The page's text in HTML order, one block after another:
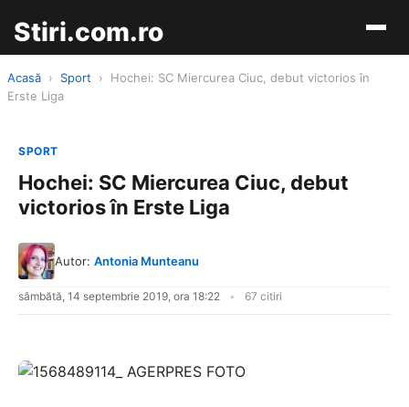
Stiri.com.ro
Acasă › Sport ›
Hochei: SC Miercurea Ciuc, debut victorios în
Erste Liga
SPORT
Hochei: SC Miercurea Ciuc, debut
victorios în Erste Liga
Autor: Antonia Munteanu
sâmbătă, 14 septembrie 2019, ora 18:22 67 citiri